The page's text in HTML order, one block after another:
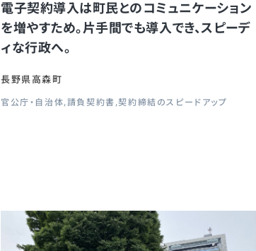
電子契約導入は町民とのコミュニケーション
を増やすため。片手間でも導入でき、スピーデ
ィな行政へ。
長野県高森町
官公庁・自治体 請負契約書 契約締結のスピードアップ